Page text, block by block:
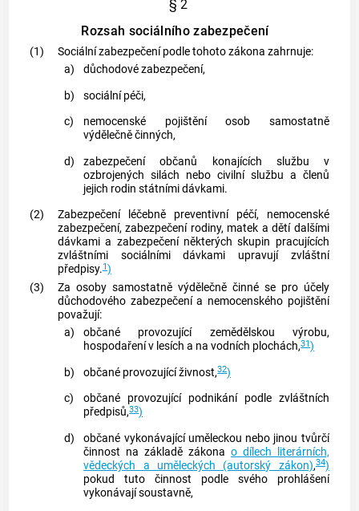
§ 2
Rozsah sociálního zabezpečení
(1)
Sociální zabezpečení podle tohoto zákona zahrnuje:
a)
důchodové zabezpečení,
b)
sociální péči,
c)
nemocenské pojištění osob samostatně
výdělečně činných,
d)
zabezpečení občanů konajících službu v
ozbrojených silách nebo civilní službu a členů
jejich rodin státními dávkami.
(2)
Zabezpečení léčebně preventivní péčí, nemocenské
zabezpečení, zabezpečení rodiny, matek a dětí dalšími
dávkami a zabezpečení některých skupin pracujících
zvláštními sociálními dávkami upravují zvláštní
předpisy.1)
(3)
Za osoby samostatně výdělečně činné se pro účely
důchodového zabezpečení a nemocenského pojištění
považují:
a)
občané provozující zemědělskou výrobu,
hospodaření v lesích a na vodních plochách,31)
b)
občané provozujícíživnost,32)
c)
občané provozující podnikání podle zvláštních
předpisů,33)
d)
občané vykonávající uměleckou nebo jinou tvůrčí
činnost na základě zákona o dílech literárních,
vědeckých a uměleckých (autorský zákon),34)
pokud tuto činnost podle svého prohlášení
vykonávají soustavně,